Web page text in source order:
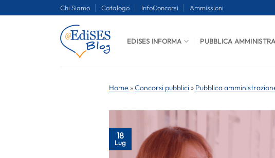
Chi Siamo Catalogo InfoConcorsi Ammissioni
EDISES INFORMA PUBBLICA
Home »Concorsi pubblici » Pubblica
18
Lug